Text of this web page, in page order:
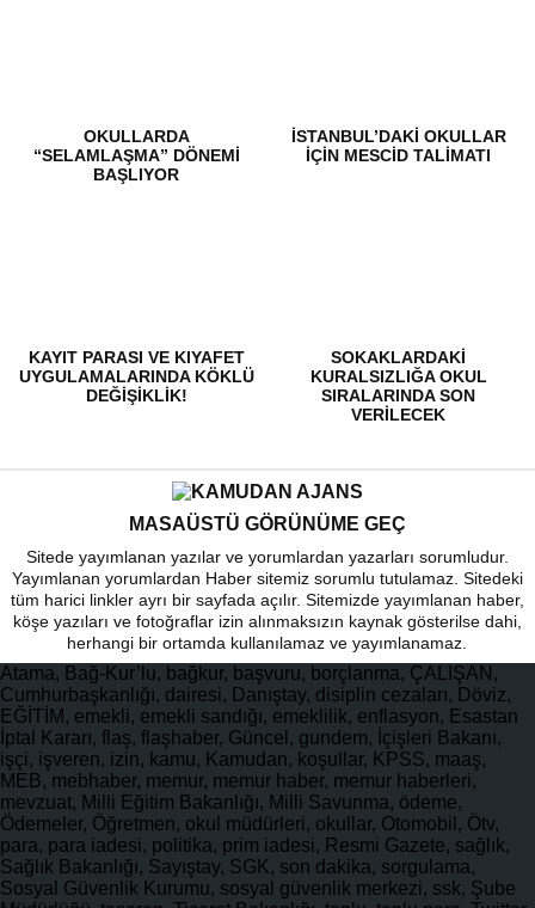
OKULLARDA
“SELAMLAŞMA” DÖNEMI
BAŞLIYOR
İSTANBUL’DAKI OKULLAR
IÇIN MESCID TALIMATI
KAYIT PARASI VE KIYAFET
UYGULAMALARINDA KÖKLÜ
DEĞIŞIKLIK!
SOKAKLARDAKI
KURALSIZLIĞA OKUL
SIRALARINDA SON
VERILECEK
MASAÜSTÜ GÖRÜNÜME GEÇ
Sitede yayımlanan yazılar ve yorumlardan yazarları sorumludur.
Yayımlanan yorumlardan Haber sitemiz sorumlu tutulamaz. Sitedeki
tüm harici linkler ayrı bir sayfada açılır. Sitemizde yayımlanan haber,
köşe yazıları ve fotoğraflar izin alınmaksızın kaynak gösterilse dahi,
herhangi bir ortamda kullanılamaz ve yayımlanamaz.
Atama, Bağ-Kur’lu, bağkur, başvuru, borçlanma, ÇALIŞAN,
Cumhurbaşkanlığı, dairesi, Danıştay, disiplin cezaları, Döviz,
EĞİTİM, emekli, emekli sandığı, emeklilik, enflasyon, Esastan
İptal Kararı, flaş, flaşhaber, Güncel, gundem, İçişleri Bakanı,
işçi, işveren, izin, kamu, Kamudan, koşullar, KPSS, maaş,
MEB, mebhaber, memur, memur haber, memur haberleri,
mevzuat, Milli Eğitim Bakanlığı, Milli Savunma, ödeme,
Ödemeler, Öğretmen, okul müdürleri, okullar, Otomobil, Ötv,
para, para iadesi, politika, prim iadesi, Resmi Gazete, sağlık,
Sağlık Bakanlığı, Sayıştay, SGK, son dakika, sorgulama,
Sosyal Güvenlik Kurumu, sosyal güvenlik merkezi, ssk, Şube